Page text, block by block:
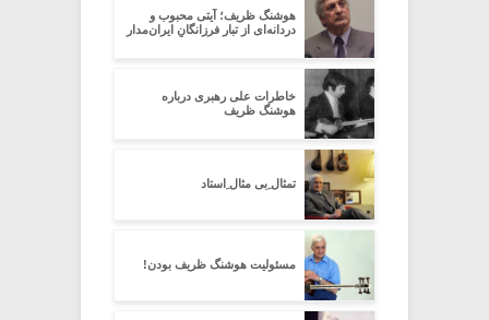
هوشنگ ظریف؛ آیتی محبوب و
دردانه‌ای از تبارِ فرزانگانِ ایران‌مدار
خاطرات علی رهبری درباره
هوشنگ ظریف
تمثال ِبی مثال ِاستاد
مسئولیت هوشنگ ظریف بودن!